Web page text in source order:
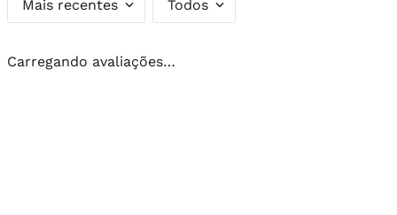
Mais recentes Todos
Carregando avaliações…